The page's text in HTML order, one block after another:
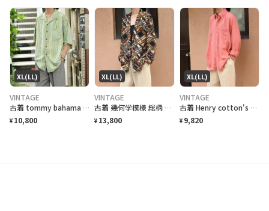
XL(LL)
VINTAGE
古着 tommy bahama マルチストライプ 半袖シャツ シルクシャツ 黄緑
¥ 10,800
XL(LL)
VINTAGE
古着 幾何学模様 総柄 柄 イージーテーラードジャケット 羽織り USA製
¥ 13,800
XL(LL)
VINTAGE
古着 Henry cotton's リネンシャツ ボタンダウンシャツ BDシャツ
¥ 9,820